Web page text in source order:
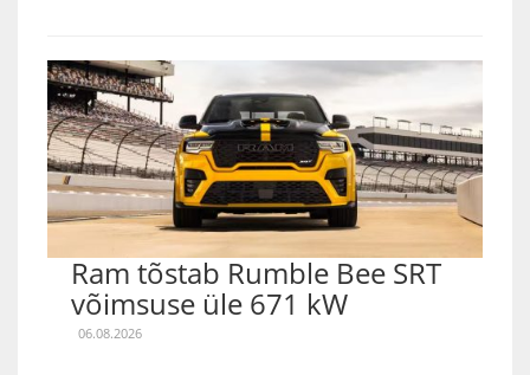
Ram tõstab Rumble Bee SRT
võimsuse üle 671 kW
06.08.2026